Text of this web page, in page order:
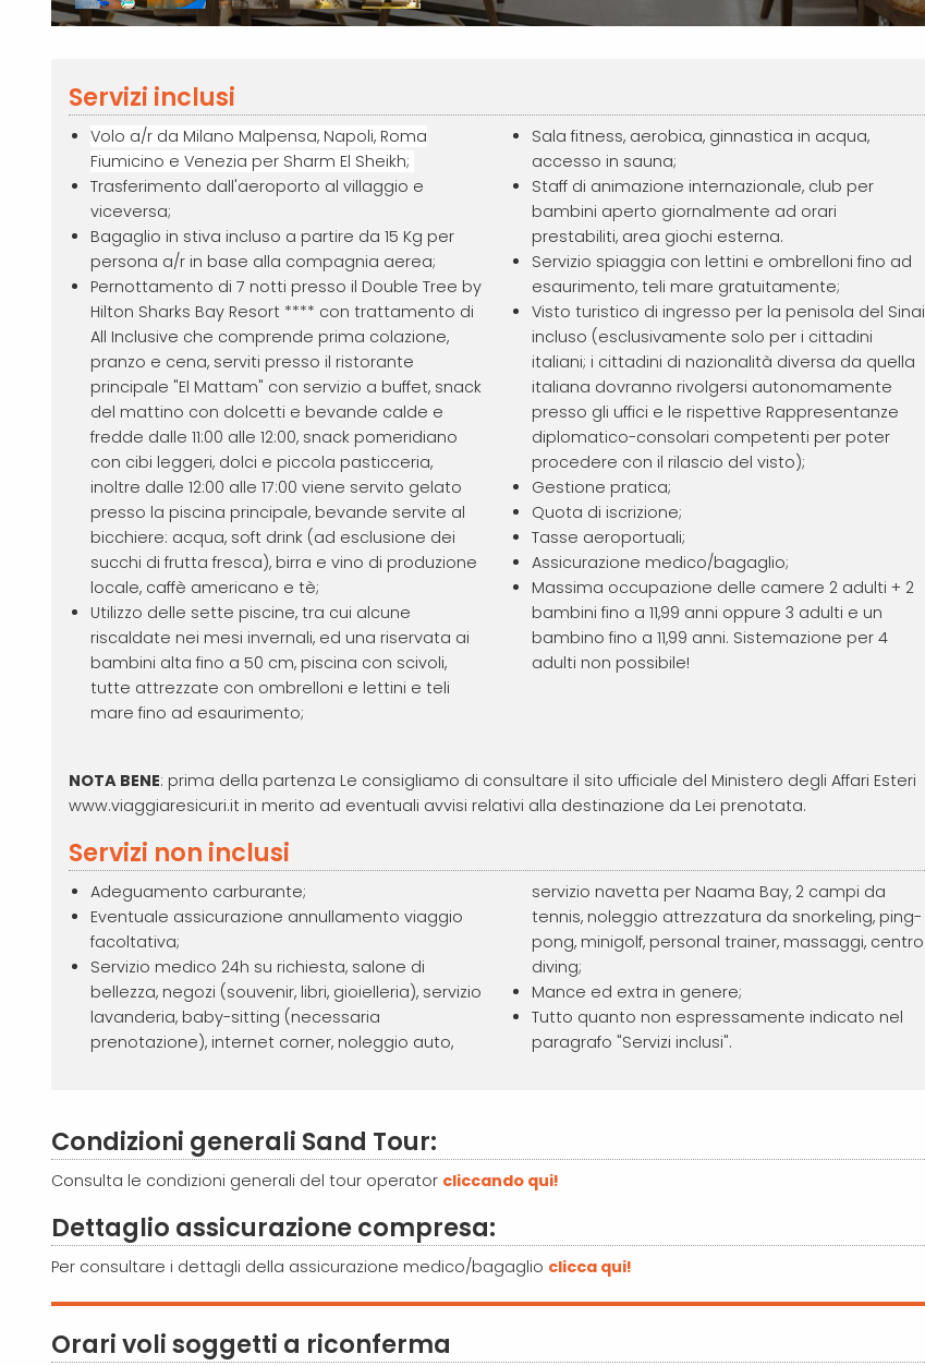
Servizi inclusi
Volo a/r da Milano Malpensa, Napoli, Roma
Fiumicino e Venezia per Sharm El Sheikh;
Trasferimento dall'aeroporto al villaggio e
viceversa;
Bagaglio in stiva incluso a partire da 15 Kg per
persona a/r in base alla compagnia aerea;
Pernottamento di 7 notti presso il Double Tree by
Hilton Sharks Bay Resort **** con trattamento di
All Inclusive che comprende prima colazione,
pranzo e cena, serviti presso il ristorante
principale "El Mattam" con servizio a buffet, snack
del mattino con dolcetti e bevande calde e
fredde dalle 11:00 alle 12:00, snack pomeridiano
con cibi leggeri, dolci e piccola pasticceria,
inoltre dalle 12:00 alle 17:00 viene servito gelato
presso la piscina principale, bevande servite al
bicchiere: acqua, soft drink (ad esclusione dei
succhi di frutta fresca), birra e vino di produzione
locale, caffè americano e tè;
Utilizzo delle sette piscine, tra cui alcune
riscaldate nei mesi invernali, ed una riservata ai
bambini alta fino a 50 cm, piscina con scivoli,
tutte attrezzate con ombrelloni e lettini e teli
mare fino ad esaurimento;
Sala fitness, aerobica, ginnastica in acqua,
accesso in sauna;
Staff di animazione internazionale, club per
bambini aperto giornalmente ad orari
prestabiliti, area giochi esterna.
Servizio spiaggia con lettini e ombrelloni fino ad
esaurimento, teli mare gratuitamente;
Visto turistico di ingresso per la penisola del Sinai
incluso (esclusivamente solo per i cittadini
italiani; i cittadini di nazionalità diversa da quella
italiana dovranno rivolgersi autonomamente
presso gli uffici e le rispettive Rappresentanze
diplomatico-consolari competenti per poter
procedere con il rilascio del visto);
Gestione pratica;
Quota di iscrizione;
Tasse aeroportuali;
Assicurazione medico/bagaglio;
Massima occupazione delle camere 2 adulti + 2
bambini fino a 11,99 anni oppure 3 adulti e un
bambino fino a 11,99 anni. Sistemazione per 4
adulti non possibile!
NOTA BENE: prima della partenza Le consigliamo di consultare il sito ufficiale del Ministero degli Affari Esteri
www.viaggiaresicuri.it in merito ad eventuali avvisi relativi alla destinazione da Lei prenotata.
Servizi non inclusi
Adeguamento carburante;
Eventuale assicurazione annullamento viaggio
facoltativa;
Servizio medico 24h su richiesta, salone di
bellezza, negozi (souvenir, libri, gioielleria), servizio
lavanderia, baby-sitting (necessaria
prenotazione), internet corner, noleggio auto,
servizio navetta per Naama Bay, 2 campi da
tennis, noleggio attrezzatura da snorkeling, ping-
pong, minigolf, personal trainer, massaggi, centro
diving;
Mance ed extra in genere;
Tutto quanto non espressamente indicato nel
paragrafo "Servizi inclusi".
Condizioni generali Sand Tour:
Consulta le condizioni generali del tour operator cliccando qui!
Dettaglio assicurazione compresa:
Per consultare i dettagli della assicurazione medico/bagaglio clicca qui!
Orari voli soggetti a riconferma